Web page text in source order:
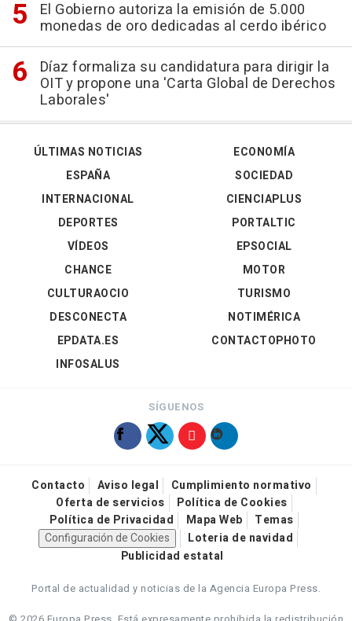
El Gobierno autoriza la emisión de 5.000
monedas de oro dedicadas al cerdo ibérico
Díaz formaliza su candidatura para dirigir la
OIT y propone una 'Carta Global de Derechos
Laborales'
ÚLTIMAS NOTICIAS
ESPAÑA
INTERNACIONAL
DEPORTES
VÍDEOS
ECONOMÍA
SOCIEDAD
CIENCIAPLUS
PORTALTIC
EPSOCIAL
CHANCE
CULTURAOCIO
DESCONECTA
EPDATA.ES
INFOSALUS
MOTOR
TURISMO
NOTIMÉRICA
CONTACTOPHOTO
SÍGUENOS
Contacto Aviso legal
Cumplimiento normativo
Oferta de servicios
Política de Cookies
Política de Privacidad
Mapa Web
Temas
Configuración de Cookies
Loteria de navidad
Publicidad estatal
Portal de actualidad y noticias de la Agencia Europa Press.